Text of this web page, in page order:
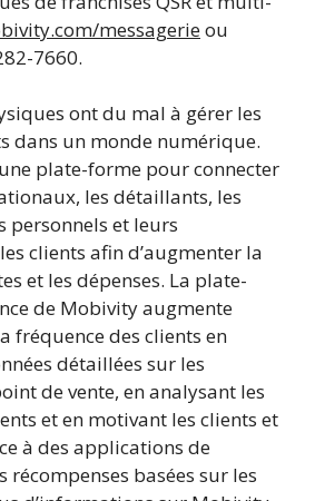
messagerieou
7660.
ont du mal à gérer les
dans un monde numérique.
plate-forme pour connecter
les détaillants, les
personnels et leurs
clients afin d’augmenter la
et les dépenses. La plate-
de Mobivity augmente
fréquence des clients en
détaillées sur les
de vente, en analysant les
et en motivant les clients et
à des applications de
récompenses basées sur les